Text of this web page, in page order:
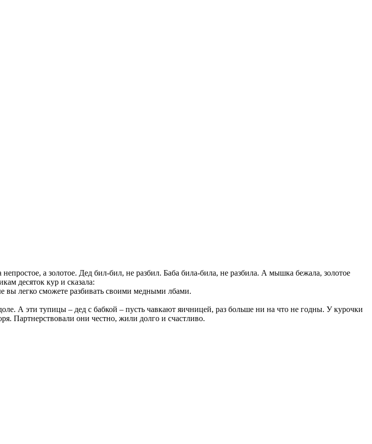
а золотое. Дед бил-бил, не разбил. Баба била-била, не разбила. А мышка бежала, золотое
десяток кур и сказала:
вы легко сможете разбивать своими медными лбами.
А эти тупицы – дед с бабкой – пусть чавкают яичницей, раз больше ни на что не годны. У курочки
Партнерствовали они честно, жили долго и счастливо.